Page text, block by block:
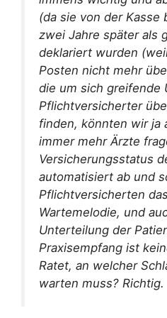
(da sie von der Kasse
zwei Jahre später als
deklariert wurden
Posten nicht mehr
die um sich greifende
Pflichtversicherter
finden, könnten wir ja
immer mehr Ärzte
Versicherungsstatus
automatisiert ab und
Pflichtversicherten
Wartemelodie, und
Unterteilung der
Praxisempfang ist
Ratet, an welcher
warten muss? Richtig.